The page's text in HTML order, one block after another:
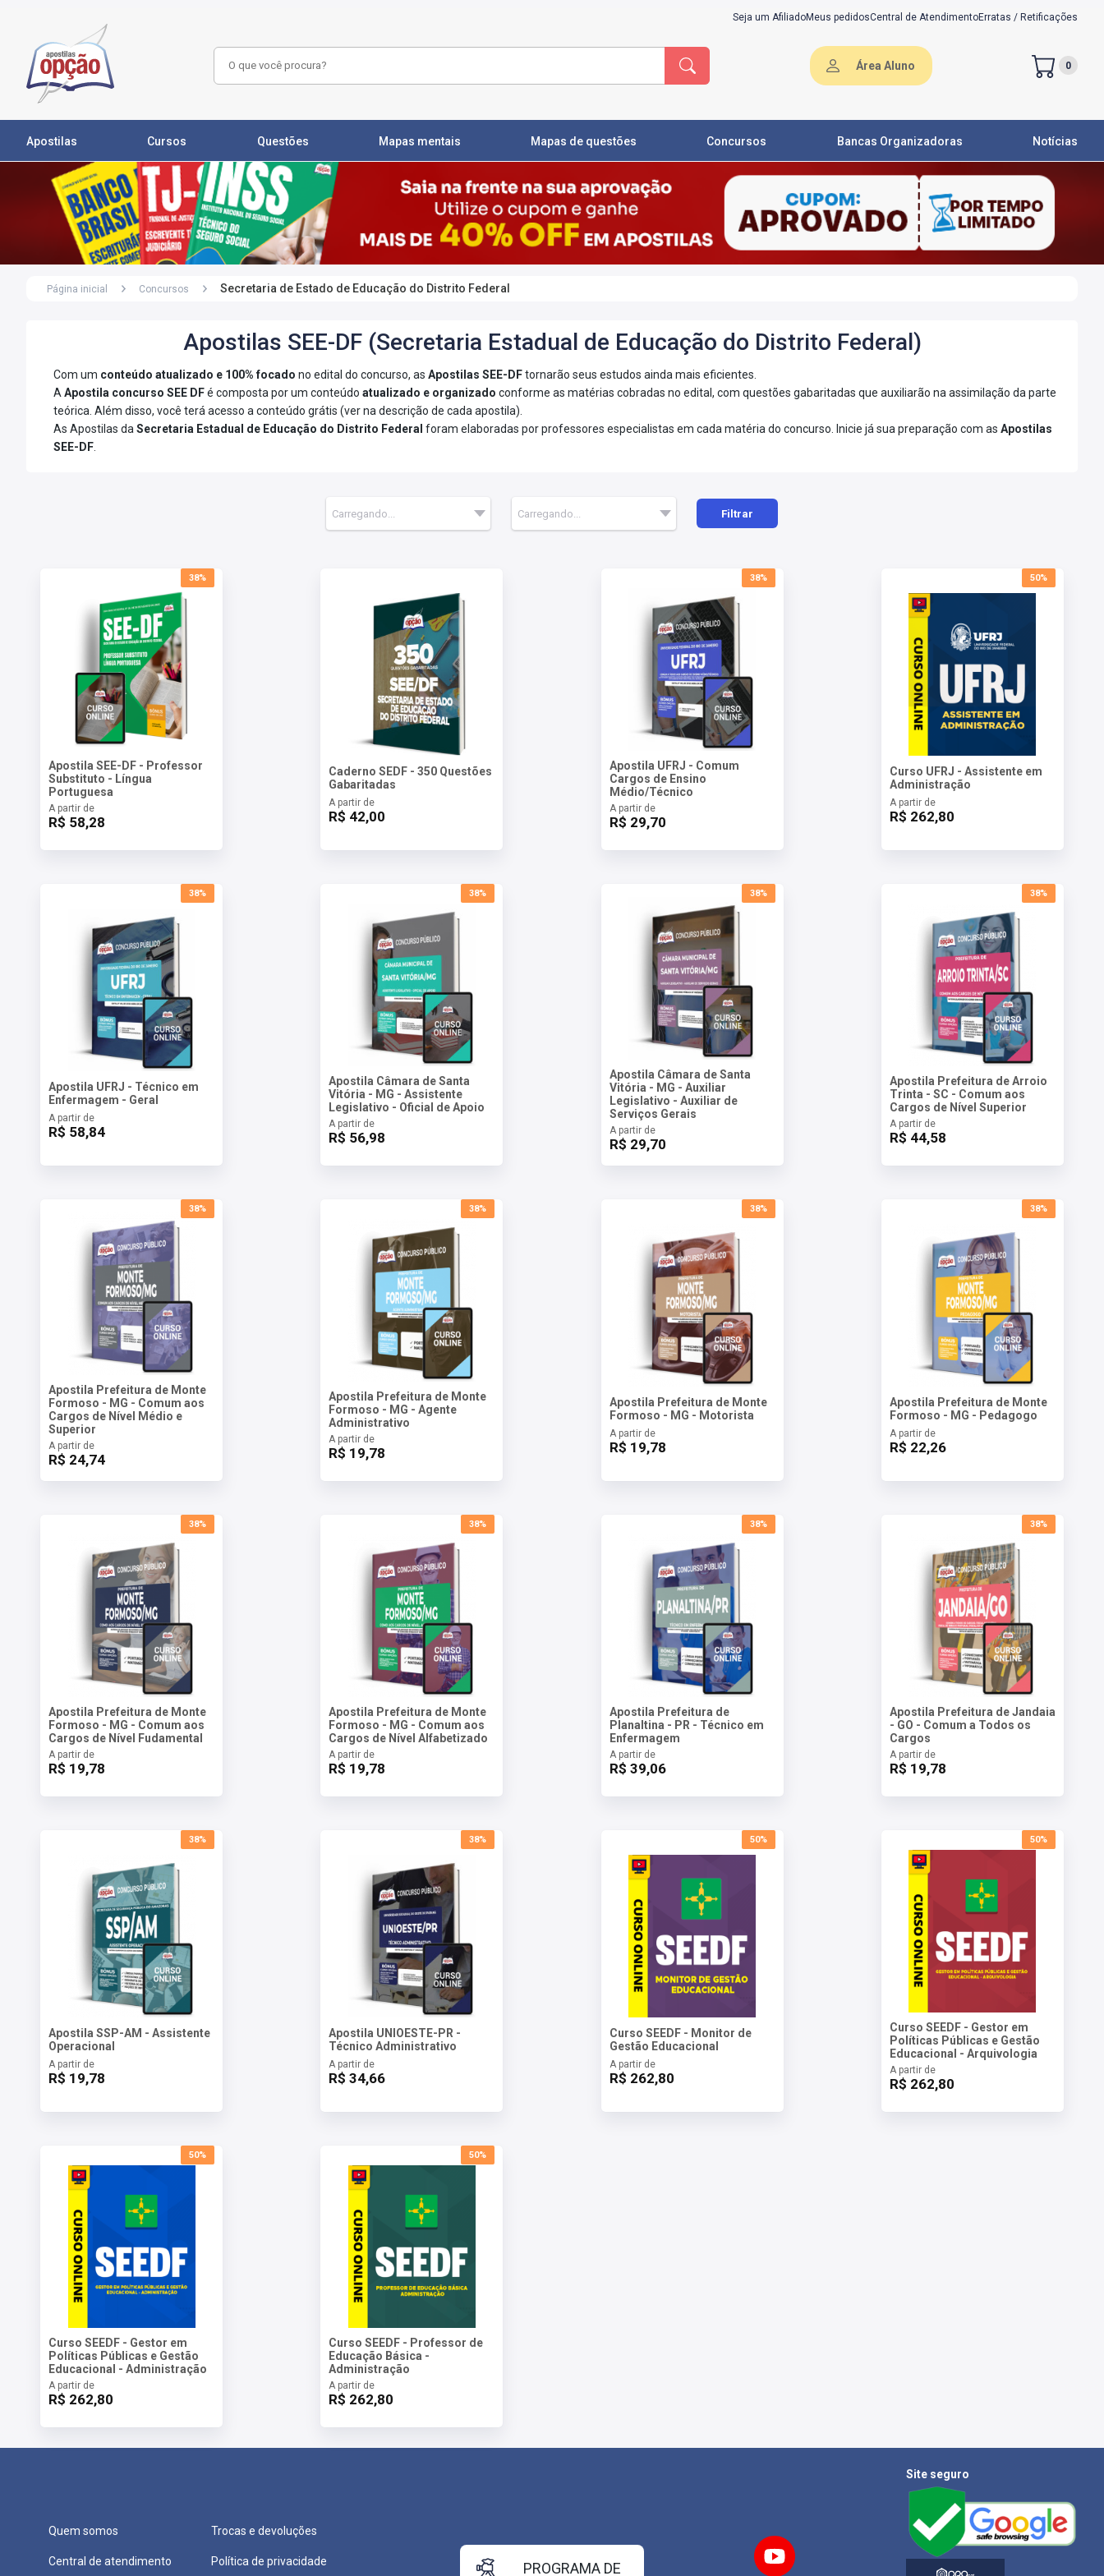
Seja um AfiliadoMeus pedidosCentral de AtendimentoErratas / Retificações
Área Aluno 0
Apostilas Cursos Questões Mapas mentais Mapas de questões Concursos Bancas Organizadoras Notícias
Página inicial Concursos Secretaria de Estado de Educação do Distrito Federal
Apostilas SEE-DF (Secretaria Estadual de Educação do Distrito Federal)
Com um conteúdo atualizado e 100% focado no edital do concurso, as Apostilas SEE-DFtornarão seus estudos ainda mais eficientes.
A Apostila concurso SEE DFé composta por um conteúdo atualizado e organizado conforme as matérias cobradas no edital, com questões gabaritadas que auxiliarão na assimilação da parte
teórica. Além disso, você terá acesso a conteúdo grátis (ver na descrição de cada apostila).
As Apostilas da Secretaria Estadual de Educação do Distrito Federal foram elaboradas por professores especialistas em cada matéria do concurso. Inicie já sua preparação com as Apostilas
SEE-DF
Filtrar
38%
Apostila SEE-DF - Professor
Substituto - Língua
Portuguesa
A partir de
R$ 58,28
Caderno SEDF - 350 Questões
Gabaritadas
A partir de
R$ 42,00
38%
Apostila UFRJ - Comum
Cargos de Ensino
Médio/Técnico
A partir de
R$ 29,70
50%
Curso UFRJ - Assistente em
Administração
A partir de
R$ 262,80
38%
Apostila UFRJ - Técnico em
Enfermagem - Geral
A partir de
R$ 58,84
38%
Apostila Câmara de Santa
Vitória - MG - Assistente
Legislativo - Oficial de Apoio
A partir de
R$ 56,98
38%
Apostila Câmara de Santa
Vitória - MG - Auxiliar
Legislativo - Auxiliar de
Serviços Gerais
A partir de
R$ 29,70
38%
Apostila Prefeitura de Arroio
Trinta - SC - Comum aos
Cargos de Nível Superior
A partir de
R$ 44,58
38%
Apostila Prefeitura de Monte
Formoso - MG - Comum aos
Cargos de Nível Médio e
Superior
A partir de
R$ 24,74
38%
Apostila Prefeitura de Monte
Formoso - MG - Agente
Administrativo
A partir de
R$ 19,78
38%
Apostila Prefeitura de Monte
Formoso - MG - Motorista
A partir de
R$ 19,78
38%
Apostila Prefeitura de Monte
Formoso - MG - Pedagogo
A partir de
R$ 22,26
38%
Apostila Prefeitura de Monte
Formoso - MG - Comum aos
Cargos de Nível Fudamental
A partir de
R$ 19,78
38%
Apostila Prefeitura de Monte
Formoso - MG - Comum aos
Cargos de Nível Alfabetizado
A partir de
R$ 19,78
38%
Apostila Prefeitura de
Planaltina - PR - Técnico em
Enfermagem
A partir de
R$ 39,06
38%
Apostila Prefeitura de Jandaia
- GO - Comum a Todos os
Cargos
A partir de
R$ 19,78
38%
Apostila SSP-AM - Assistente
Operacional
A partir de
R$ 19,78
38%
Apostila UNIOESTE-PR -
Técnico Administrativo
A partir de
R$ 34,66
50%
Curso SEEDF - Monitor de
Gestão Educacional
A partir de
R$ 262,80
50%
Curso SEEDF - Gestor em
Políticas Públicas e Gestão
Educacional - Arquivologia
A partir de
R$ 262,80
50%
Curso SEEDF - Gestor em
Políticas Públicas e Gestão
Educacional - Administração
A partir de
R$ 262,80
50%
Curso SEEDF - Professor de
Educação Básica -
Administração
A partir de
R$ 262,80
Quem somos Trocas e devoluções
Central de atendimento Política de privacidade PROGRAMA DE
Site seguro